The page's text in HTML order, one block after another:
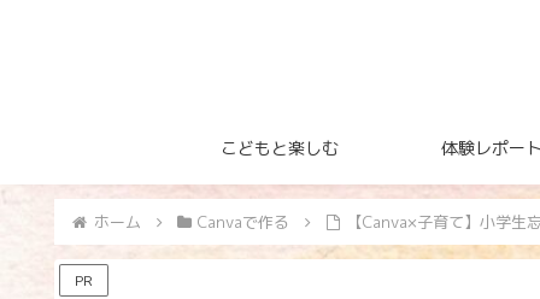
こどもと楽しむ 体験レポー
ホーム Canvaで作る 【Canva×子育て】小学
PR